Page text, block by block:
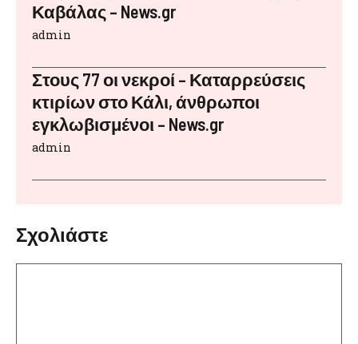
Καβάλας – News.gr
admin
Στους 77 οι νεκροί – Καταρρεύσεις
κτιρίων στο Κάλι, άνθρωποι
εγκλωβισμένοι – News.gr
admin
Σχολιάστε